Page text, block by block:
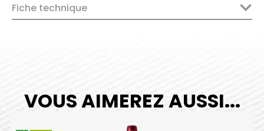
quantity
Fiche technique
VOUS AIMEREZ AUSSI...